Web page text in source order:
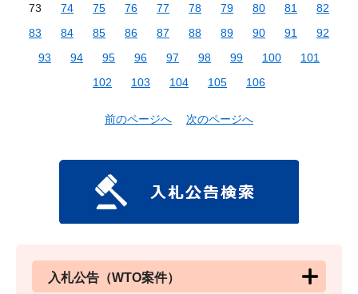
73
74 75 76 77 78 79 80 81
82
83
84 85 86 87 88 89 90 91
92
93
94 95 96 97 98 99 100
101
102
103 104 105 106
前のページへ 次のページへ
入札公告（WTO案件）